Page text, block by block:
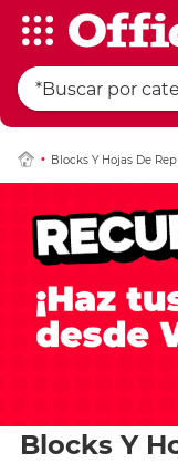
Blocks Y Hojas De
Blocks Y